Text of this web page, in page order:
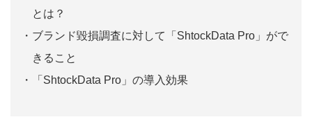
とは？
ブランド毀損調査に対して「ShtockData Pro」がで
きること
「ShtockData Pro」の導入効果